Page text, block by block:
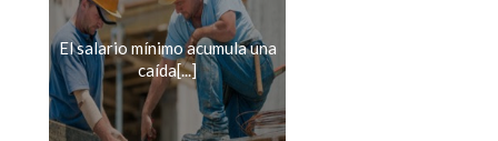
El salario mínimo acumula una
caída[...]